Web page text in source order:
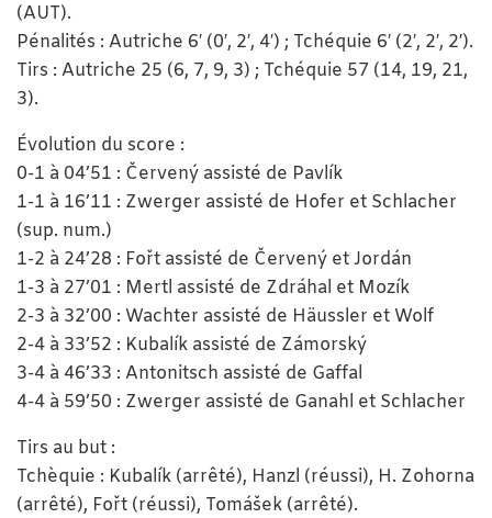
(AUT).
Pénalités : Autriche 6′ (0′, 2′, 4′) ; Tchéquie 6′ (2′, 2′, 2′).
Tirs : Autriche 25 (6, 7, 9, 3) ; Tchéquie 57 (14, 19, 21,
3).
Évolution du score :
0-1 à 04’51 : Červený assisté de Pavlík
1-1 à 16’11 : Zwerger assisté de Hofer et Schlacher
(sup. num.)
1-2 à 24’28 : Fořt assisté de Červený et Jordán
1-3 à 27’01 : Mertl assisté de Zdráhal et Mozík
2-3 à 32’00 : Wachter assisté de Häussler et Wolf
2-4 à 33’52 : Kubalík assisté de Zámorský
3-4 à 46’33 : Antonitsch assisté de Gaffal
4-4 à 59’50 : Zwerger assisté de Ganahl et Schlacher
Tirs au but :
Tchèquie : Kubalík (arrêté), Hanzl (réussi), H. Zohorna
(arrêté), Fořt (réussi), Tomášek (arrêté).